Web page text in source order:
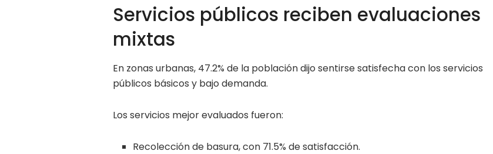
Servicios públicos reciben evaluaciones
mixtas
En zonas urbanas, 47.2% de la población dijo sentirse satisfecha con los servicios
públicos básicos y bajo demanda.
Los servicios mejor evaluados fueron:
Recolección de basura, con 71.5% de satisfacción.